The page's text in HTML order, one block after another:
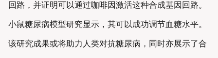
在线订单
联系我们
回路，并证明可以通过咖啡因激活这种合成基因回路。
小鼠糖尿病模型研究显示，其可以成功调节血糖水平。
该研究成果或将助力人类对抗糖尿病 ，同时亦展示了合